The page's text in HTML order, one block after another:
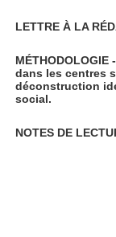
LETTRE À LA
dans les centres
déconstruction
social.
NOTES DE